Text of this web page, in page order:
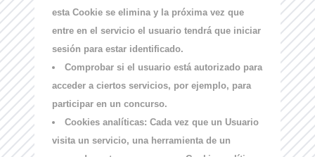
esta Cookie se elimina y la próxima vez que
entre en el servicio el usuario tendrá que iniciar
sesión para estar identificado.
Comprobar si el usuario está autorizado para
acceder a ciertos servicios, por ejemplo, para
participar en un concurso.
Cookies analíticas: Cada vez que un Usuario
visita un servicio, una herramienta de un